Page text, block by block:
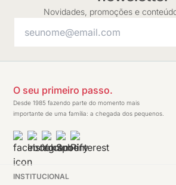
Novidades, promoções e
O seu primeiro passo.
Desde 1985 fazendo parte do momento mais
importante de uma família: a chegada dos pequenos.
INSTITUCIONAL